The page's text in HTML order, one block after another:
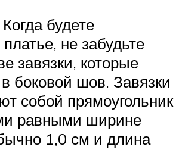
будете
не забудьте
завязки, которые
боковой шов. Завязки
собой прямоугольник
равными ширине
1,0 см и длина